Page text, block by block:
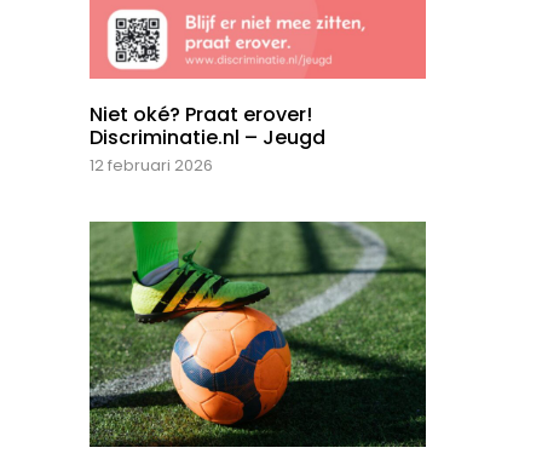
Niet oké? Praat erover!
Discriminatie.nl – Jeugd
12 februari 2026